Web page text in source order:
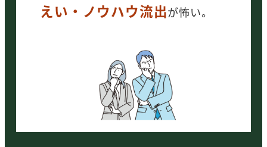
えい・ノウハウ流出が怖い。